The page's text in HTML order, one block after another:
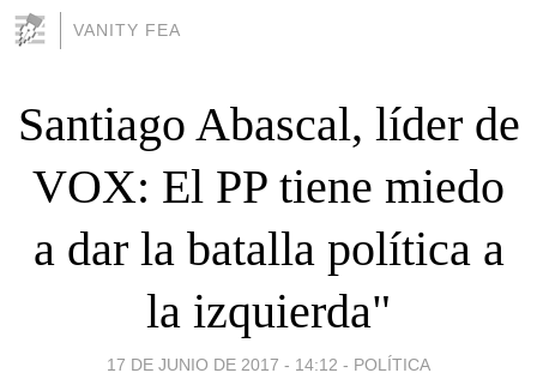
VANITY FEA
Santiago Abascal, líder de
VOX: El PP tiene miedo
a dar la batalla política a
la izquierda"
17 DE JUNIO DE 2017 - 14:12 - POLÍTICA